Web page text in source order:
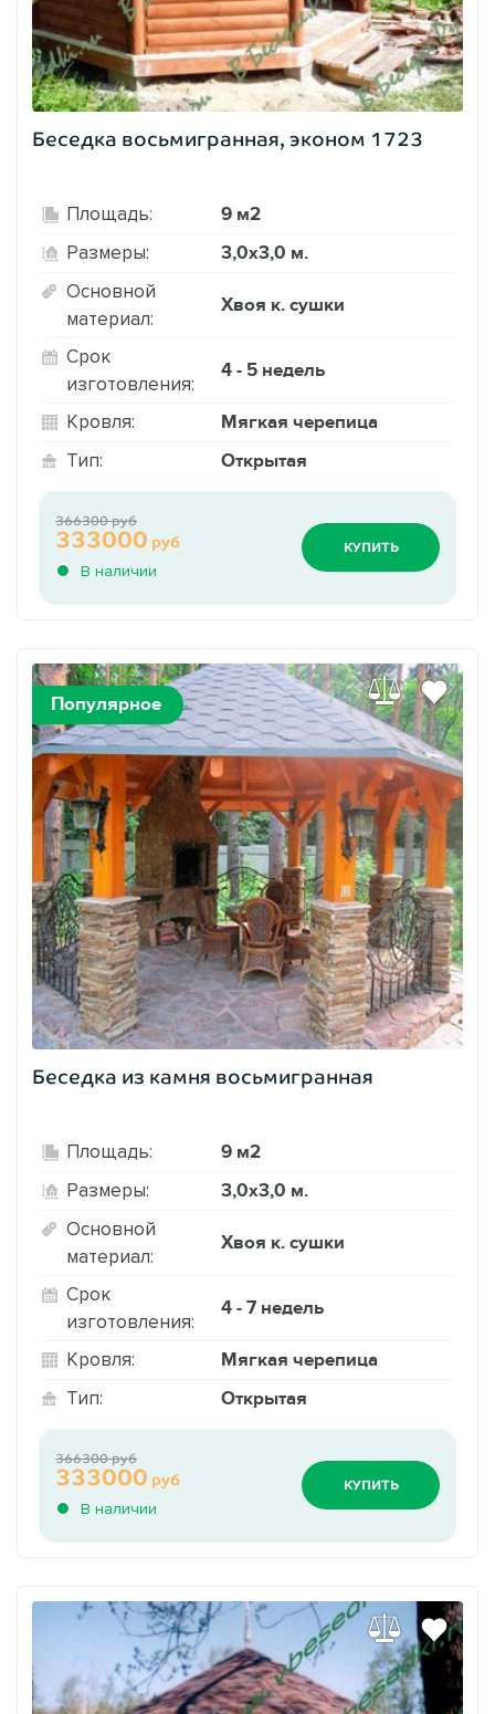
Беседка восьмигранная, эконом 1723
Площадь: 9 м2
Размеры: 3,0х3,0 м.
Основной
материал:
Хвоя к. сушки
Срок
изготовления:
4 - 5 недель
Кровля: Мягкая черепица
Тип: Открытая
В наличии
333000 руб
366300 руб
КУПИТЬ
Популярное
Беседка из камня восьмигранная
Площадь: 9 м2
Размеры: 3,0х3,0 м.
Основной
материал:
Хвоя к. сушки
Срок
изготовления:
4 - 7 недель
Кровля: Мягкая черепица
Тип: Открытая
В наличии
333000 руб
366300 руб
КУПИТЬ